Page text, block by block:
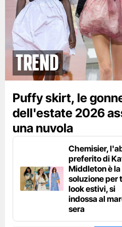
Trend
Puffy skirt, le
dell'estate 2026
una nuvola
Chemisier,
preferito di
Middleton è la
soluzione per
look estivi, si
indossa al
sera